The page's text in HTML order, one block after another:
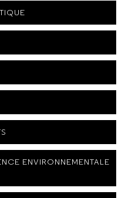
ENVIRONNEMENTALE